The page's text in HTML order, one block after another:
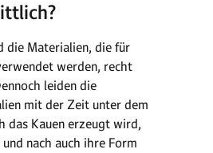
die Materialien, die für
werden, recht
leiden die
mit der Zeit unter dem
das Kauen erzeugt wird,
nach auch ihre Form